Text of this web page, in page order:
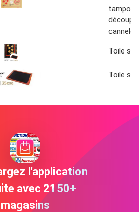
cannelé
Toile
Toile
l'application
avec 2150+
magasins